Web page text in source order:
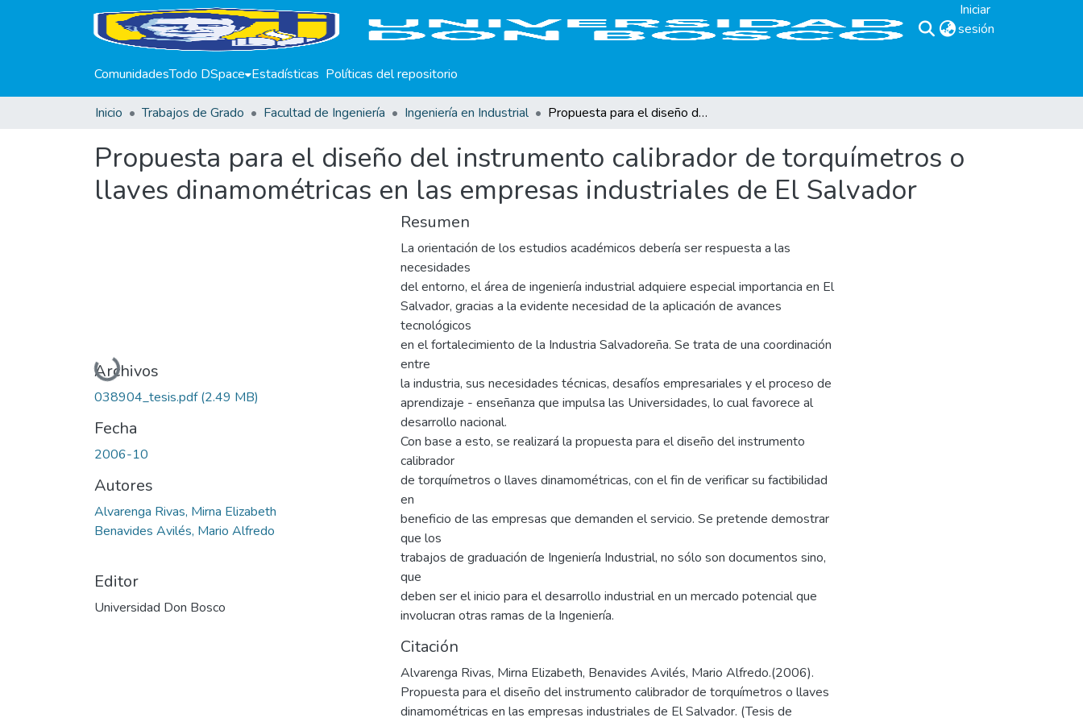
Iniciar
sesión
ComunidadesTodo DSpace Estadísticas Políticas del repositorio
Inicio Trabajos de Grado Facultad de Ingeniería Ingeniería en Industrial Propuesta para el diseño del instrumento calibrador de torquímetros o llaves dinamométricas en las empresas industriales de El Salvador
Propuesta para el diseño del instrumento calibrador de torquímetros o
llaves dinamométricas en las empresas industriales de El Salvador
Cargando...
Archivos
038904_tesis.pdf(2.49 MB)
Fecha
2006-10
Autores
Alvarenga Rivas, Mirna Elizabeth
Benavides Avilés, Mario Alfredo
Editor
Universidad Don Bosco
Resumen
La orientación de los estudios académicos debería ser respuesta a las
necesidades
del entorno, el área de ingeniería industrial adquiere especial importancia en El
Salvador, gracias a la evidente necesidad de la aplicación de avances
tecnológicos
en el fortalecimiento de la Industria Salvadoreña. Se trata de una coordinación
entre
la industria, sus necesidades técnicas, desafíos empresariales y el proceso de
aprendizaje - enseñanza que impulsa las Universidades, lo cual favorece al
desarrollo nacional.
Con base a esto, se realizará la propuesta para el diseño del instrumento
calibrador
de torquímetros o llaves dinamométricas, con el fin de verificar su factibilidad
en
beneficio de las empresas que demanden el servicio. Se pretende demostrar
que los
trabajos de graduación de Ingeniería Industrial, no sólo son documentos sino,
que
deben ser el inicio para el desarrollo industrial en un mercado potencial que
involucran otras ramas de la Ingeniería.
Citación
Alvarenga Rivas, Mirna Elizabeth, Benavides Avilés, Mario Alfredo.(2006).
Propuesta para el diseño del instrumento calibrador de torquímetros o llaves
dinamométricas en las empresas industriales de El Salvador. (Tesis de